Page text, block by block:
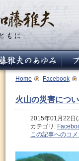
Home Facebook
火山の災害につ
2015年01月22日
カテゴリ:
この記事へのコ